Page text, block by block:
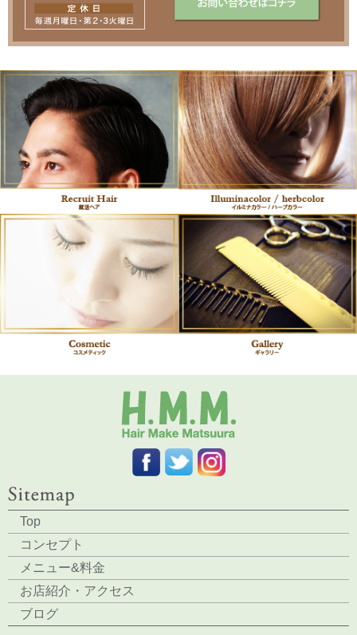
Top
コンセプト
メニュー&料金
お店紹介・アクセス
ブログ